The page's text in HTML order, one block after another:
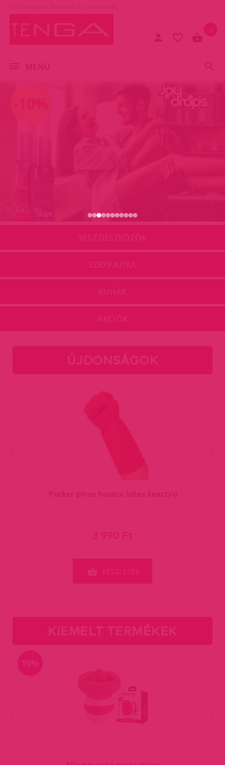
SEGÉDESZKÖZÖK
SZEXPATIKA
RUHÁK
AKCIÓK
ÚJDONSÁGOK
3 990 Ft
RÉSZLETEK
KIEMELT TERMÉKEK
10%